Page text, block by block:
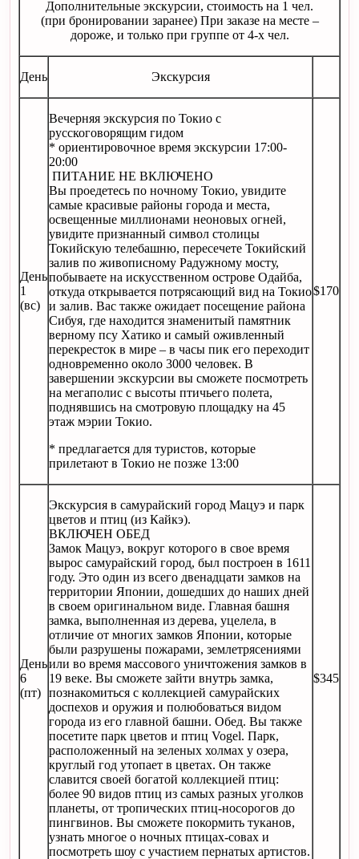
Дополнительные экскурсии, стоимость на 1 чел.
(при бронировании заранее) При заказе на месте –
дороже, и только при группе от 4-х чел.
День Экскурсия
День
1
(вс)
Вечерняя экскурсия по Токио с
русскоговорящим гидом
* ориентировочное время экскурсии 17:00-
20:00
ПИТАНИЕ НЕ ВКЛЮЧЕНО
Вы проедетесь по ночному Токио, увидите
самые красивые районы города и места,
освещенные миллионами неоновых огней,
увидите признанный символ столицы
Токийскую телебашню, пересечете Токийский
залив по живописному Радужному мосту,
побываете на искусственном острове Одайба,
откуда открывается потрясающий вид на Токио
и залив. Вас также ожидает посещение района
Сибуя, где находится знаменитый памятник
верному псу Хатико и самый оживленный
перекресток в мире – в часы пик его переходит
одновременно около 3000 человек. В
завершении экскурсии вы сможете посмотреть
на мегаполис с высоты птичьего полета,
поднявшись на смотровую площадку на 45
этаж мэрии Токио.
* предлагается для туристов, которые
прилетают в Токио не позже 13:00
$170
День
6
(пт)
Экскурсия в самурайский город Мацуэ и парк
цветов и птиц (из Кайкэ).
ВКЛЮЧЕН ОБЕД
Замок Мацуэ, вокруг которого в свое время
вырос самурайский город, был построен в 1611
году. Это один из всего двенадцати замков на
территории Японии, дошедших до наших дней
в своем оригинальном виде. Главная башня
замка, выполненная из дерева, уцелела, в
отличие от многих замков Японии, которые
были разрушены пожарами, землетрясениями
или во время массового уничтожения замков в
19 веке. Вы сможете зайти внутрь замка,
познакомиться с коллекцией самурайских
доспехов и оружия и полюбоваться видом
города из его главной башни. Обед. Вы также
посетите парк цветов и птиц Vogel. Парк,
расположенный на зеленых холмах у озера,
круглый год утопает в цветах. Он также
славится своей богатой коллекцией птиц:
более 90 видов птиц из самых разных уголков
планеты, от тропических птиц-носорогов до
пингвинов. Вы сможете покормить туканов,
узнать многое о ночных птицах-совах и
посмотреть шоу с участием пернатых артистов.
$345